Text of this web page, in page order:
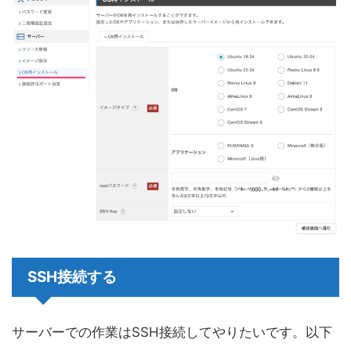
SSH接続する
サーバーでの作業はSSH接続してやりたいです。以下